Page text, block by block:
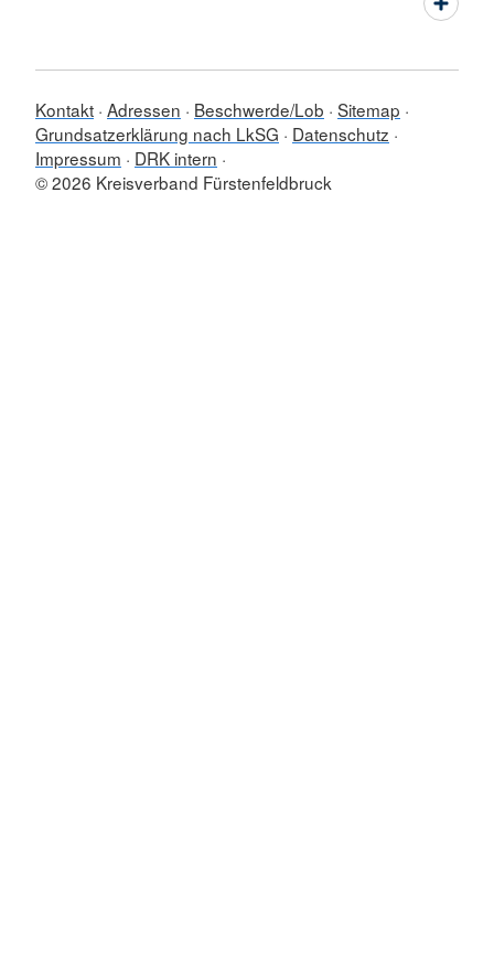
Kontakt Adressen Beschwerde/Lob Sitemap
Grundsatzerklärung nach LkSG
Datenschutz
Impressum
DRK intern
© 2026 Kreisverband Fürstenfeldbruck